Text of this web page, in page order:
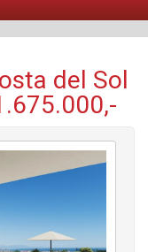
del Sol